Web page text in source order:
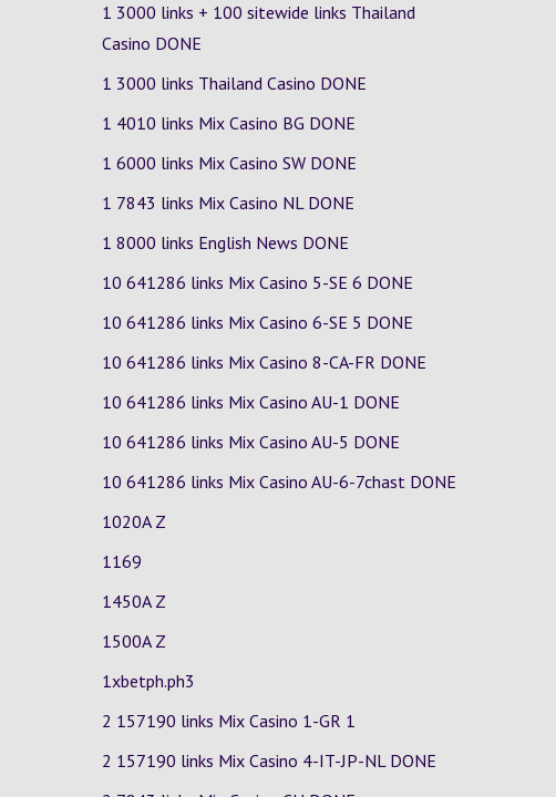
1 3000 links + 100 sitewide links Thailand
Casino DONE
1 3000 links Thailand Casino DONE
1 4010 links Mix Casino BG DONE
1 6000 links Mix Casino SW DONE
1 7843 links Mix Casino NL DONE
1 8000 links English News DONE
10 641286 links Mix Casino 5-SE 6 DONE
10 641286 links Mix Casino 6-SE 5 DONE
10 641286 links Mix Casino 8-CA-FR DONE
10 641286 links Mix Casino AU-1 DONE
10 641286 links Mix Casino AU-5 DONE
10 641286 links Mix Casino AU-6-7chast DONE
1020A Z
1169
1450A Z
1500A Z
1xbetph.ph3
2 157190 links Mix Casino 1-GR 1
2 157190 links Mix Casino 4-IT-JP-NL DONE